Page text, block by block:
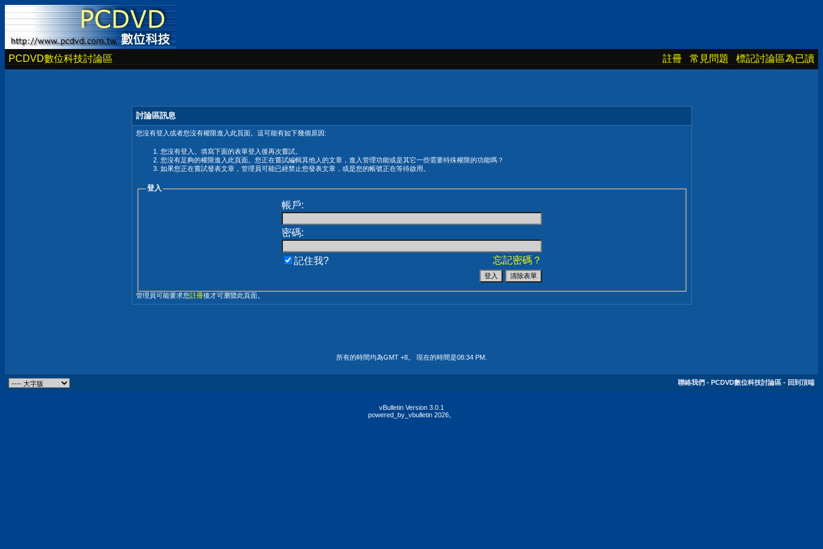
PCDVD數位科技討論區 註冊 常見問題 標記討論區為已讀
討論區訊息
您沒有登入或者您沒有權限進入此頁面。這可能有如下幾個原因:
您沒有登入。填寫下面的表單登入後再次嘗試。
您沒有足夠的權限進入此頁面。您正在嘗試編輯其他人的文章，進入管理功能或是其它一些需要特殊權限的功能嗎？
如果您正在嘗試發表文章，管理員可能已經禁止您發表文章，或是您的帳號正在等待啟用。
登入
帳戶:
密碼:
忘記密碼？
記住我?
管理員可能要求您註冊後才可瀏覽此頁面。
所有的時間均為GMT +8。 現在的時間是08:34 PM
聯絡我們 - PCDVD數位科技討論區 - 回到頂端
vBulletin Version 3.0.1
powered_by_vbulletin 2026。